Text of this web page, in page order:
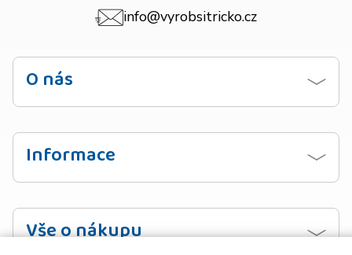
info@vyrobsitricko.cz
O nás
Kontaktujte nás
Zásady ochrany osobních údajů
Informace
Návod na praní
Vše o nákupu